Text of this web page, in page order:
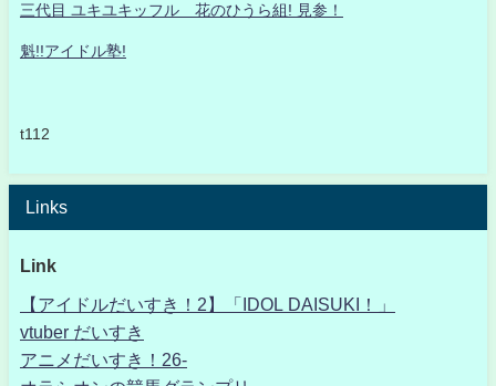
三代目 ユキユキッフル 花のひうら組! 見参！
魁!!アイドル塾!
t112
Links
Link
【アイドルだいすき！2】「IDOL DAISUKI！」
vtuber だいすき
アニメだいすき！26-